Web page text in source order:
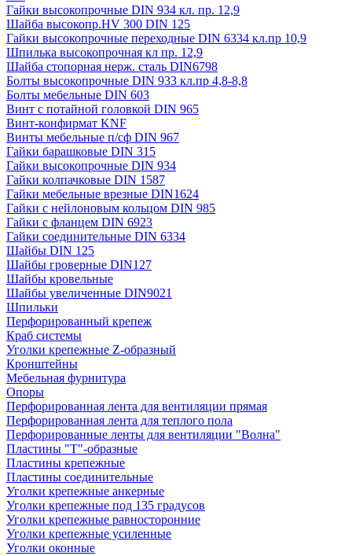
Гайки высокопрочные DIN 934 кл. пр. 12,9
Шайба высокопр.HV 300 DIN 125
Гайки высокопрочные переходные DIN 6334 кл.пр 10,9
Шпилька высокопрочная кл пр. 12,9
Шайба стопорная нерж. сталь DIN6798
Болты высокопрочные DIN 933 кл.пр 4,8-8,8
Болты мебельные DIN 603
Винт с потайной головкой DIN 965
Винт-конфирмат KNF
Винты мебельные п/сф DIN 967
Гайки барашковые DIN 315
Гайки высокопрочные DIN 934
Гайки колпачковые DIN 1587
Гайки мебельные врезные DIN1624
Гайки с нейлоновым кольцом DIN 985
Гайки с фланцем DIN 6923
Гайки соединительные DIN 6334
Шайбы DIN 125
Шайбы гроверные DIN127
Шайбы кровельные
Шайбы увеличенные DIN9021
Шпильки
Перфорированный крепеж
Краб системы
Уголки крепежные Z-образный
Кронштейны
Мебельная фурнитура
Опоры
Перфорированная лента для вентиляции прямая
Перфорированная лента для теплого пола
Перфорированные ленты для вентиляции "Волна"
Пластины "Т"-образные
Пластины крепежные
Пластины соединительные
Уголки крепежные анкерные
Уголки крепежные под 135 градусов
Уголки крепежные равносторонние
Уголки крепежные усиленные
Уголки оконные